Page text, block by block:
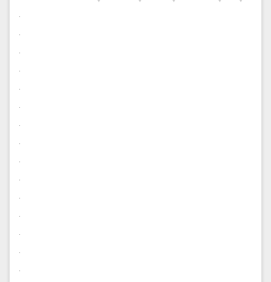
.
.
.
.
.
.
.
.
.
.
.
.
.
.
.